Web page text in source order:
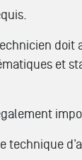
doit
et
technique